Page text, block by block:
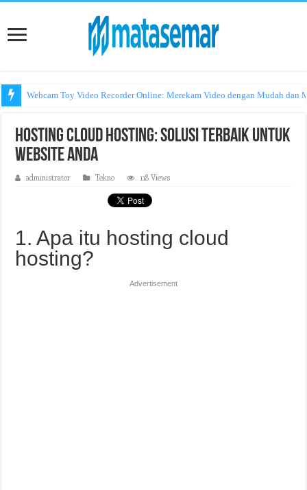
Webcam Toy Video Recorder Online: Merekam Video dengan Mudah dan
Hosting Cloud Hosting: Solusi Terbaik untuk
Website Anda
administrator Tekno 118 Views
1. Apa itu hosting cloud
hosting?
Advertisement